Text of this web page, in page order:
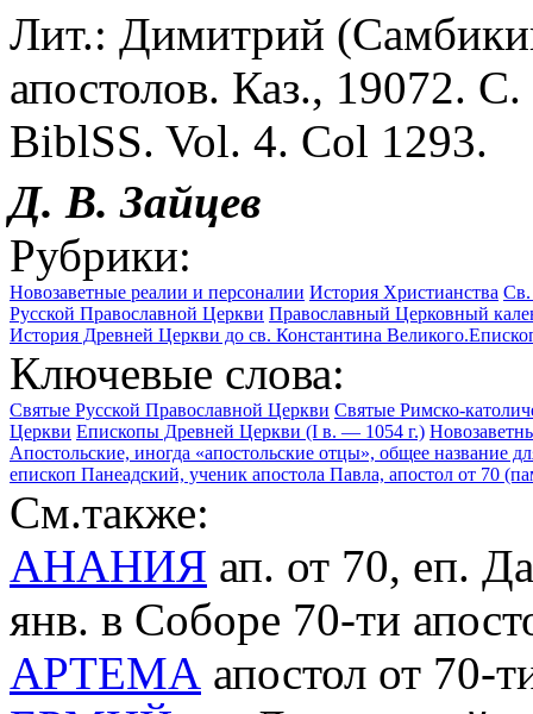
Лит.: Димитрий
апостолов. Каз., 19072.
BiblSS. Vol. 4. Col 1293.
Д. В. Зайцев
Рубрики:
Новозаветные реалии и персоналии История Христианства Св.
Русской Православной Церкви Православный Церковный
История Древней Церкви до св. Константина
Ключевые слова:
Святые Русской Православной Церкви Святые Римско-
Церкви Епископы Древней Церкви (I в. — 1054 г.)
Апостольские, иногда «апостольские отцы», общее название
епископ Панеадский, ученик апостола Павла, апостол от 70
См.также:
АНАНИЯ ап. от 70, еп.
янв. в Соборе 70-ти
АРТЕМА апостол от 70-